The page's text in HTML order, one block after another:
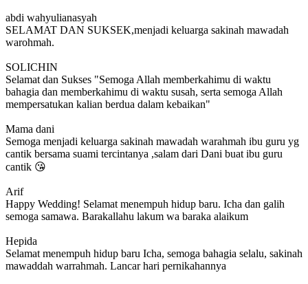
abdi wahyulianasyah
SELAMAT DAN SUKSEK,menjadi keluarga sakinah mawadah
warohmah.
SOLICHIN
Selamat dan Sukses "Semoga Allah memberkahimu di waktu
bahagia dan memberkahimu di waktu susah, serta semoga Allah
mempersatukan kalian berdua dalam kebaikan"
Mama dani
Semoga menjadi keluarga sakinah mawadah warahmah ibu guru yg
cantik bersama suami tercintanya ,salam dari Dani buat ibu guru
cantik 😘
Arif
Happy Wedding! Selamat menempuh hidup baru. Icha dan galih
semoga samawa. Barakallahu lakum wa baraka alaikum
Hepida
Selamat menempuh hidup baru Icha, semoga bahagia selalu, sakinah
mawaddah warrahmah. Lancar hari pernikahannya